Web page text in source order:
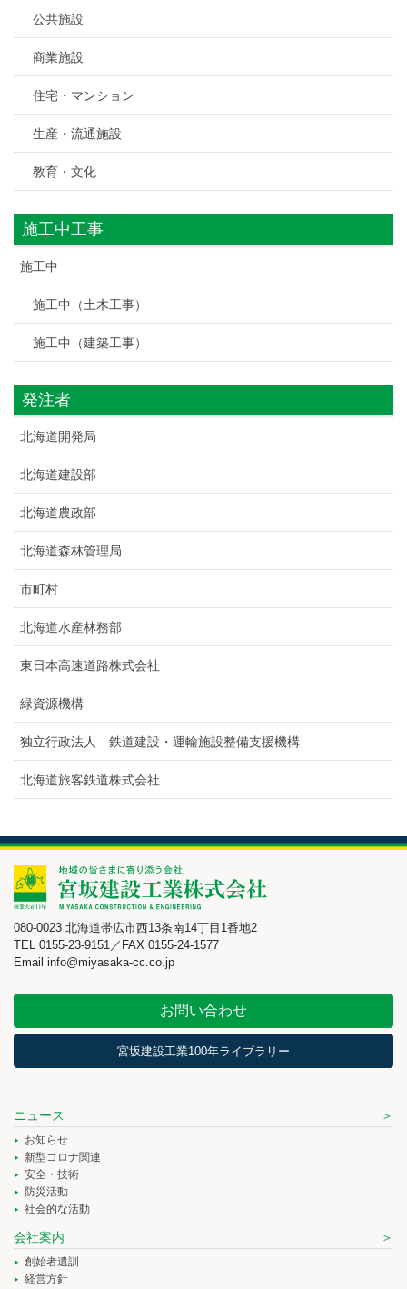
公共施設
商業施設
住宅・マンション
生産・流通施設
教育・文化
施工中工事
施工中
施工中（土木工事）
施工中（建築工事）
発注者
北海道開発局
北海道建設部
北海道農政部
北海道森林管理局
市町村
北海道水産林務部
東日本高速道路株式会社
緑資源機構
独立行政法人 鉄道建設・運輸施設整備支援機構
北海道旅客鉄道株式会社
080-0023 北海道帯広市西13条南14丁目1番地2
TEL 0155-23-9151／FAX 0155-24-1577
Email info@miyasaka-cc.co.jp
お問い合わせ
宮坂建設工業100年ライブラリー
ニュース
お知らせ
新型コロナ関連
安全・技術
防災活動
社会的な活動
会社案内
創始者遺訓
経営方針